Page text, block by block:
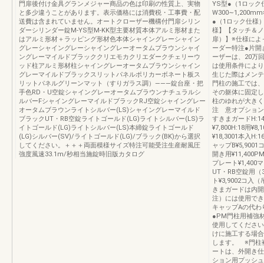
門扉後付け金具グランメジャー商品の色は印刷の性質上、実物
と多少違うことがあります。表示価格には消費税・工事費・配
送費は含まれていません。オートクローザー機構付門扉シリン
ダーシリンダー錠M-YS型M-KK型主要材質本体アルミ形材また
はアルミ形材＋ラッピング形材色本体シャイングレーシャイン
グレーシャイングレーシャイングレーオータムブラウンシャイ
ングレーマイルドブラッククリエモカクリエダークチェリーウ
ッド柱アルミ形材柱シャイングレーオータムブラウンシャイン
グレーマイルドブラックスリットパネルポリカーボネート板ス
リットパネルグリーンマット（すりガラス調）―――錠台座・把
手色RD・U空錠シャイングレーオータムブラウンナチュラルシ
ルバーFシャイングレーマイルドブラックRJ空錠シャイングレー
オータムブラウンライトシルバー(LS)シャイングレーマイルド
ブラックUT・RB空錠ライトゴールド(LG)ライトシルバー(LS)ラ
イトゴールド(LG)ライトシルバー(LS)本締錠ライトゴールド
(LG)シルバー(SV)/ライトゴールド(LG)/ブラック(BK)から選択
してください。＋＋＋両面模様サイズ特注可能受注生産耐風圧
強度風速33.1m/秒相当施錠時旧版カタログ
YS型●（1ロック
●（1ロック仕様
様】【タッチ＆
扉）】※仕様によ
ーダー特注●片
ーザーは、20万
は使用条件によ
生じた際はメン
門柱の施工では
その躯体に固定
柱のゆれが大き
注 意オプショ
すきまガード
¥7,800H:18用
¥18,3001本入
ャップB¥5,9001
開き用
プレート¥1,400
UT・RB空錠用
ト¥3,9002コ入
きまガードは内
注）には使用で
キャップAの代
●PM門柱用補強
使用してくださ
けに施工する場
します。 ※門柱
ートは、外開き
ション用プッシ